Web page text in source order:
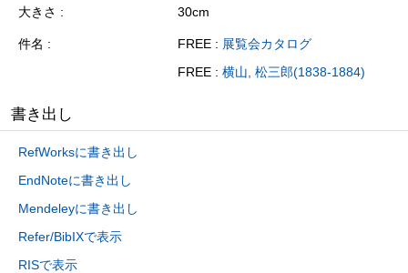
大きさ
30cm
件名 FREE : 展覧会カタログ
FREE : 横山, 松三郎(1838-1884)
書き出し
RefWorksに書き出し
EndNoteに書き出し
Mendeleyに書き出し
Refer/BibIXで表示
RISで表示